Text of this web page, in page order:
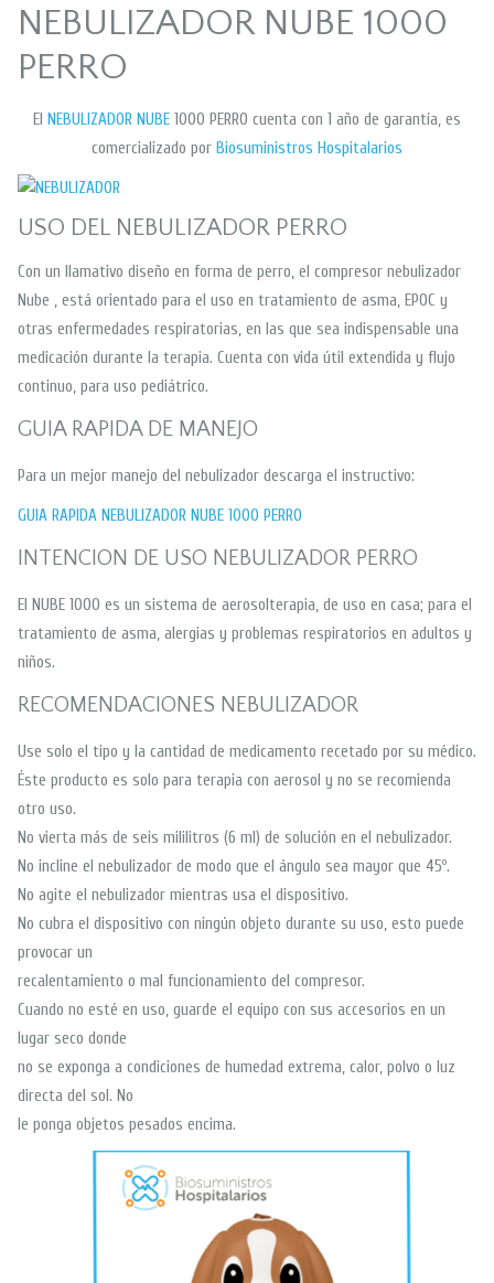
NEBULIZADOR NUBE 1000
PERRO
El NEBULIZADOR NUBE 1000 PERRO cuenta con 1 año de garantía, es
comercializado por Biosuministros Hospitalarios
USO DEL NEBULIZADOR PERRO
Con un llamativo diseño en forma de perro, el compresor nebulizador
Nube , está orientado para el uso en tratamiento de asma, EPOC y
otras enfermedades respiratorias, en las que sea indispensable una
medicación durante la terapia. Cuenta con vida útil extendida y flujo
continuo, para uso pediátrico.
GUIA RAPIDA DE MANEJO
Para un mejor manejo del nebulizador descarga el instructivo:
GUIA RAPIDA NEBULIZADOR NUBE 1000 PERRO
INTENCION DE USO NEBULIZADOR PERRO
El NUBE 1000 es un sistema de aerosolterapia, de uso en casa; para el
tratamiento de asma, alergias y problemas respiratorios en adultos y
niños.
RECOMENDACIONES NEBULIZADOR
Use solo el tipo y la cantidad de medicamento recetado por su médico.
Éste producto es solo para terapia con aerosol y no se recomienda
otro uso.
No vierta más de seis mililitros (6 ml) de solución en el nebulizador.
No incline el nebulizador de modo que el ángulo sea mayor que 45º.
No agite el nebulizador mientras usa el dispositivo.
No cubra el dispositivo con ningún objeto durante su uso, esto puede
provocar un
recalentamiento o mal funcionamiento del compresor.
Cuando no esté en uso, guarde el equipo con sus accesorios en un
lugar seco donde
no se exponga a condiciones de humedad extrema, calor, polvo o luz
directa del sol. No
le ponga objetos pesados encima.